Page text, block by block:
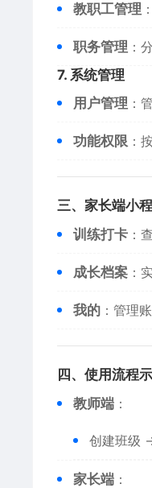
​教职工管理​
​职务管理​ ：
​7. 系统管理​
​用户管理​ ：
​功能权限​ ：
三、家长端小
​训练打卡​ ：
​成长档案​ ：
​我的​ ：管理
四、使用流程
​教师端​ ​：
创建班级
​家长端​ ​：